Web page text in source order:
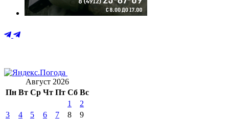
Август 2026
Пн Вт Ср Чт Пт Сб Вс
1
2
3
4 5 6 7 8
9